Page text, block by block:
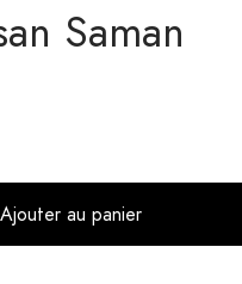
Saman
Ajouter au panier